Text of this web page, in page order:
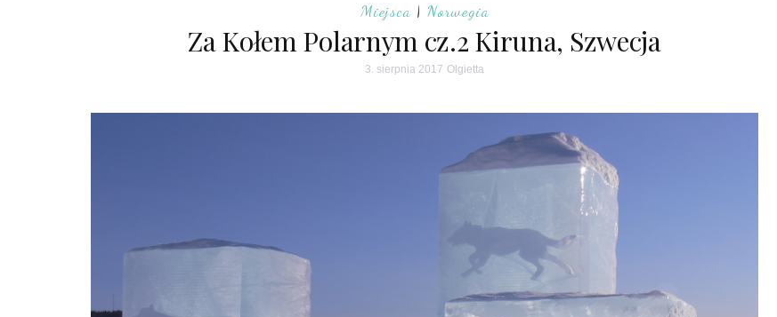
Miejsca| Norwegia
Za Kołem Polarnym cz.2 Kiruna, Szwecja
3. sierpnia 2017 Olgietta